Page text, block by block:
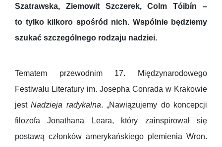
Szatrawska, Ziemowit Szczerek, Colm Tóibín –
to tylko kilkoro spośród nich. Wspólnie będziemy
szukać szczególnego rodzaju nadziei.
Tematem przewodnim 17. Międzynarodowego
Festiwalu Literatury im. Josepha Conrada w Krakowie
jestNadzieja radykalna. „Nawiązujemy do koncepcji
filozofa Jonathana Leara, który zainspirował się
postawą członków amerykańskiego plemienia Wron.